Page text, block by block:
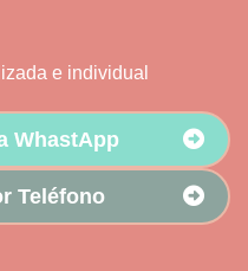
e individual
WhastApp
Teléfono